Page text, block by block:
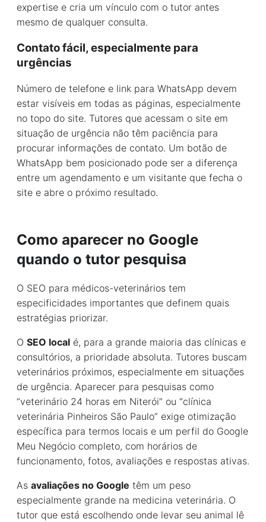
expertise e cria um vínculo com o tutor antes
mesmo de qualquer consulta.
Contato fácil, especialmente para
urgências
Número de telefone e link para WhatsApp devem
estar visíveis em todas as páginas, especialmente
no topo do site. Tutores que acessam o site em
situação de urgência não têm paciência para
procurar informações de contato. Um botão de
WhatsApp bem posicionado pode ser a diferença
entre um agendamento e um visitante que fecha o
site e abre o próximo resultado.
Como aparecer no Google
quando o tutor pesquisa
O SEO para médicos-veterinários tem
especificidades importantes que definem quais
estratégias priorizar.
O SEO local é, para a grande maioria das clínicas e
consultórios, a prioridade absoluta. Tutores buscam
veterinários próximos, especialmente em situações
de urgência. Aparecer para pesquisas como
“veterinário 24 horas em Niterói” ou “clínica
veterinária Pinheiros São Paulo” exige otimização
específica para termos locais e um perfil do Google
Meu Negócio completo, com horários de
funcionamento, fotos, avaliações e respostas ativas.
As avaliações no Google têm um peso
especialmente grande na medicina veterinária. O
tutor que está escolhendo onde levar seu animal lê